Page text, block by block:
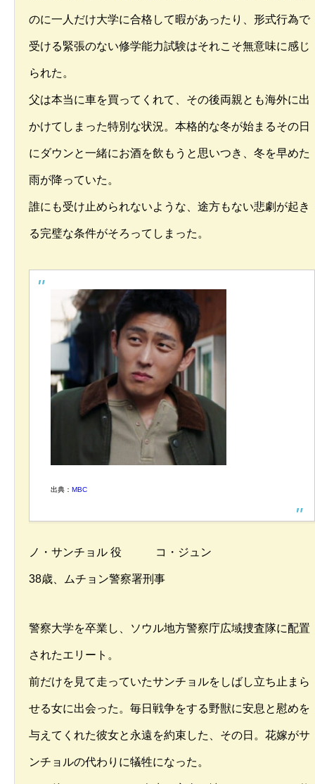
のに一人だけ大学に合格して暇があったり、形式行為で
受ける緊張のない修学能力試験はそれこそ無意味に感じ
られた。
父は本当に車を買ってくれて、その後両親とも海外に出
かけてしまった特別な状況。本格的な冬が始まるその日
にダウンと一緒にお酒を飲もうと思いつき、冬を早めた
雨が降っていた。
誰にも受け止められないような、途方もない悲劇が起き
る完璧な条件がそろってしまった。
出典： MBC
ノ・サンチョル 役 コ・ジュン
38歳、ムチョン警察署刑事
警察大学を卒業し、ソウル地方警察庁広域捜査隊に配置
されたエリート。
前だけを見て走っていたサンチョルをしばし立ち止まら
せる女に出会った。毎日戦争をする野獣に安息と慰めを
与えてくれた彼女と永遠を約束した、その日。花嫁がサ
ンチョルの代わりに犠牲になった。